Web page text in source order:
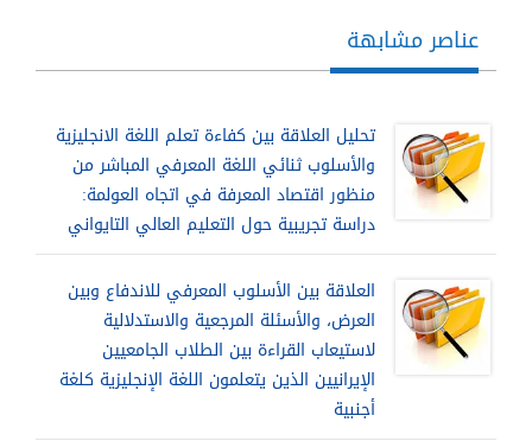
عناصر مشابهة
تحليل العلاقة بين كفاءة تعلم اللغة الانجليزية
والأسلوب ثنائي اللغة المعرفي المباشر من
منظور اقتصاد المعرفة في اتجاه العولمة:
دراسة تجريبية حول التعليم العالي التايواني
العلاقة بين الأسلوب المعرفي للاندفاع وبين
العرض، والأسئلة المرجعية والاستدلالية
لاستيعاب القراءة بين الطلاب الجامعيين
الإيرانيين الذين يتعلمون اللغة الإنجليزية كلغة
أجنبية